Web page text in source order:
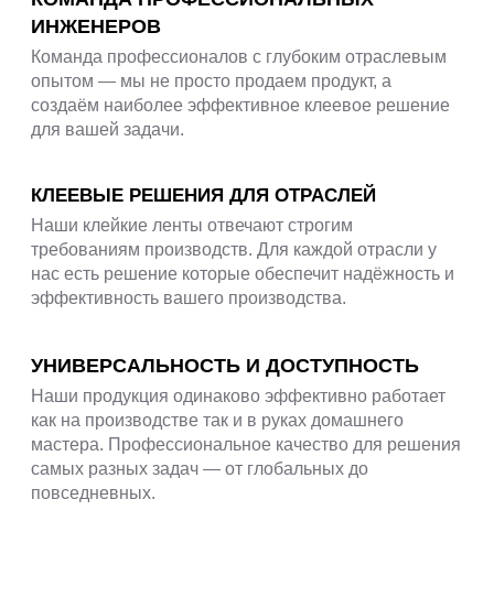
ИНЖЕНЕРОВ
Команда профессионалов с глубоким отраслевым
опытом — мы не просто продаем продукт, а
создаём наиболее эффективное клеевое решение
для вашей задачи.
КЛЕЕВЫЕ РЕШЕНИЯ ДЛЯ ОТРАСЛЕЙ
Наши клейкие ленты отвечают строгим
требованиям производств. Для каждой отрасли у
нас есть решение которые обеспечит надёжность и
эффективность вашего производства.
УНИВЕРСАЛЬНОСТЬ И ДОСТУПНОСТЬ
Наши продукция одинаково эффективно работает
как на производстве так и в руках домашнего
мастера. Профессиональное качество для решения
самых разных задач — от глобальных до
повседневных.